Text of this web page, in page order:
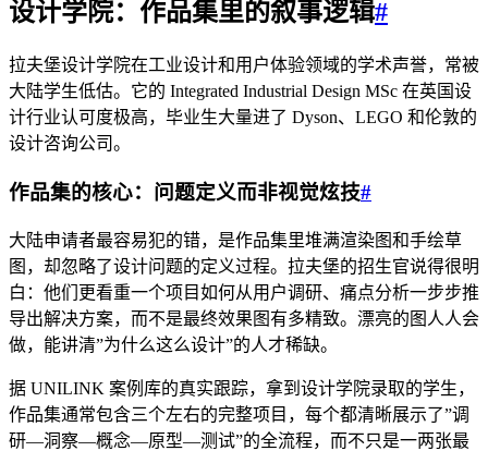
设计学院：作品集里的叙事逻辑#
拉夫堡设计学院在工业设计和用户体验领域的学术声誉，常被
大陆学生低估。它的 Integrated Industrial Design MSc 在英国设
计行业认可度极高，毕业生大量进了 Dyson、LEGO 和伦敦的
设计咨询公司。
作品集的核心：问题定义而非视觉炫技#
大陆申请者最容易犯的错，是作品集里堆满渲染图和手绘草
图，却忽略了设计问题的定义过程。拉夫堡的招生官说得很明
白：他们更看重一个项目如何从用户调研、痛点分析一步步推
导出解决方案，而不是最终效果图有多精致。漂亮的图人人会
做，能讲清”为什么这么设计”的人才稀缺。
据 UNILINK 案例库的真实跟踪，拿到设计学院录取的学生，
作品集通常包含三个左右的完整项目，每个都清晰展示了”调
研—洞察—概念—原型—测试”的全流程，而不只是一两张最